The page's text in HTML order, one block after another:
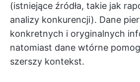
(istniejące źródła, takie jak
analizy konkurencji). Dane
konkretnych i oryginalnych
natomiast dane wtórne
szerszy kontekst.